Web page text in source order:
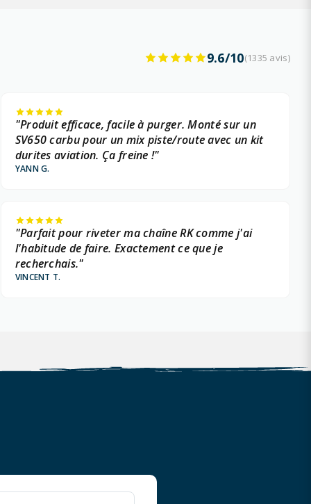
9.6/10(1335 avis)
"Produit efficace, facile à purger. Monté sur un
SV650 carbu pour un mix piste/route avec un kit
durites aviation. Ça freine !"
YANN G.
"Parfait pour riveter ma chaîne RK comme j'ai
l'habitude de faire. Exactement ce que je
recherchais."
VINCENT T.